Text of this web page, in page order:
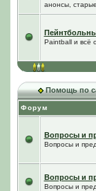
анонсы,
Paintball и всё
Помощь по
Форум
Вопросы и
Вопросы и
Вопросы и
Вопросы и